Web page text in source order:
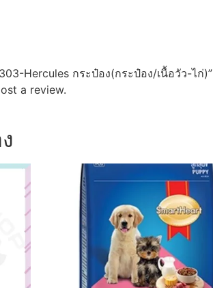
Hercules กระป๋อง(กระป๋อง/เนื้อวัว-ไก่)”
a review.